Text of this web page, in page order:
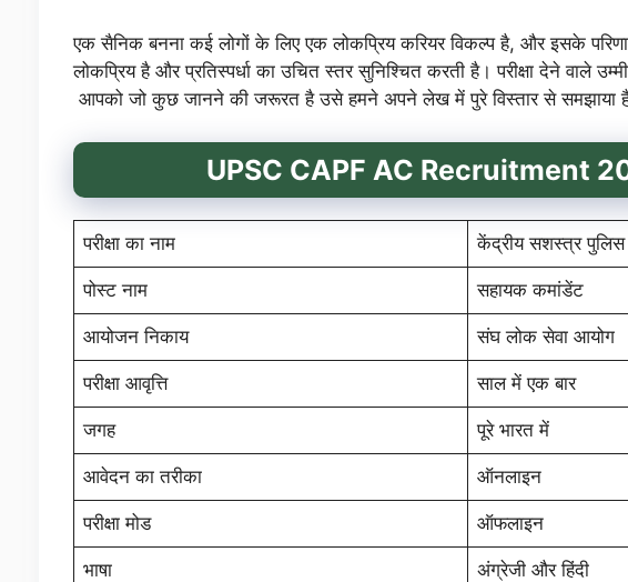
एक सैनिक बनना कई लोगों के लिए एक लोकप्रिय करियर विकल्प है, और इसके
लोकप्रिय है और प्रतिस्पर्धा का उचित स्तर सुनिश्चित करती है। परीक्षा देने वाले
आपको जो कुछ जानने की जरूरत है उसे हमने अपने लेख में पुरे विस्तार से समझाया
UPSC CAPF AC Recruitment
परीक्षा का नाम केंद्रीय सशस्त्र
पोस्ट नाम सहायक कमांडेंट
आयोजन निकाय संघ लोक सेवा आयोग
परीक्षा आवृत्ति साल में एक बार
जगह पूरे भारत में
आवेदन का तरीका ऑनलाइन
परीक्षा मोड ऑफलाइन
भाषा अंग्रेजी और हिंदी